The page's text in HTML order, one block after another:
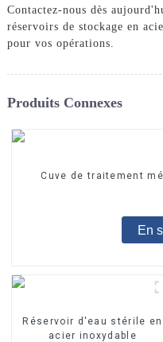
Contactez-nous dès
réservoirs de stockage en
pour vos opérations.
Produits Connexes
Cuve de traitement
En
Réservoir d'eau stérile en
acier inoxydable